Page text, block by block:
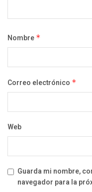
Nombre *
Correo electrónico *
Web
Guarda mi nombre,
navegador para la